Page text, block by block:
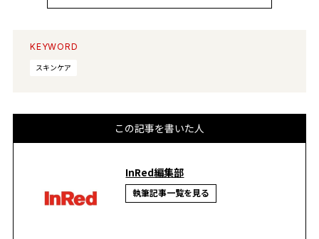
KEYWORD
スキンケア
この記事を書いた人
InRed編集部
執筆記事一覧を見る